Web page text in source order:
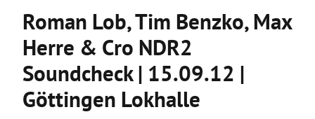
Roman Lob, Tim Benzko, Max
Herre & Cro NDR2
Soundcheck | 15.09.12 |
Göttingen Lokhalle